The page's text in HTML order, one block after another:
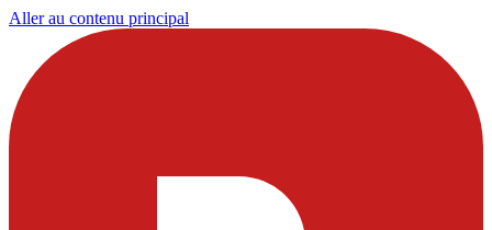
Aller au contenu principal